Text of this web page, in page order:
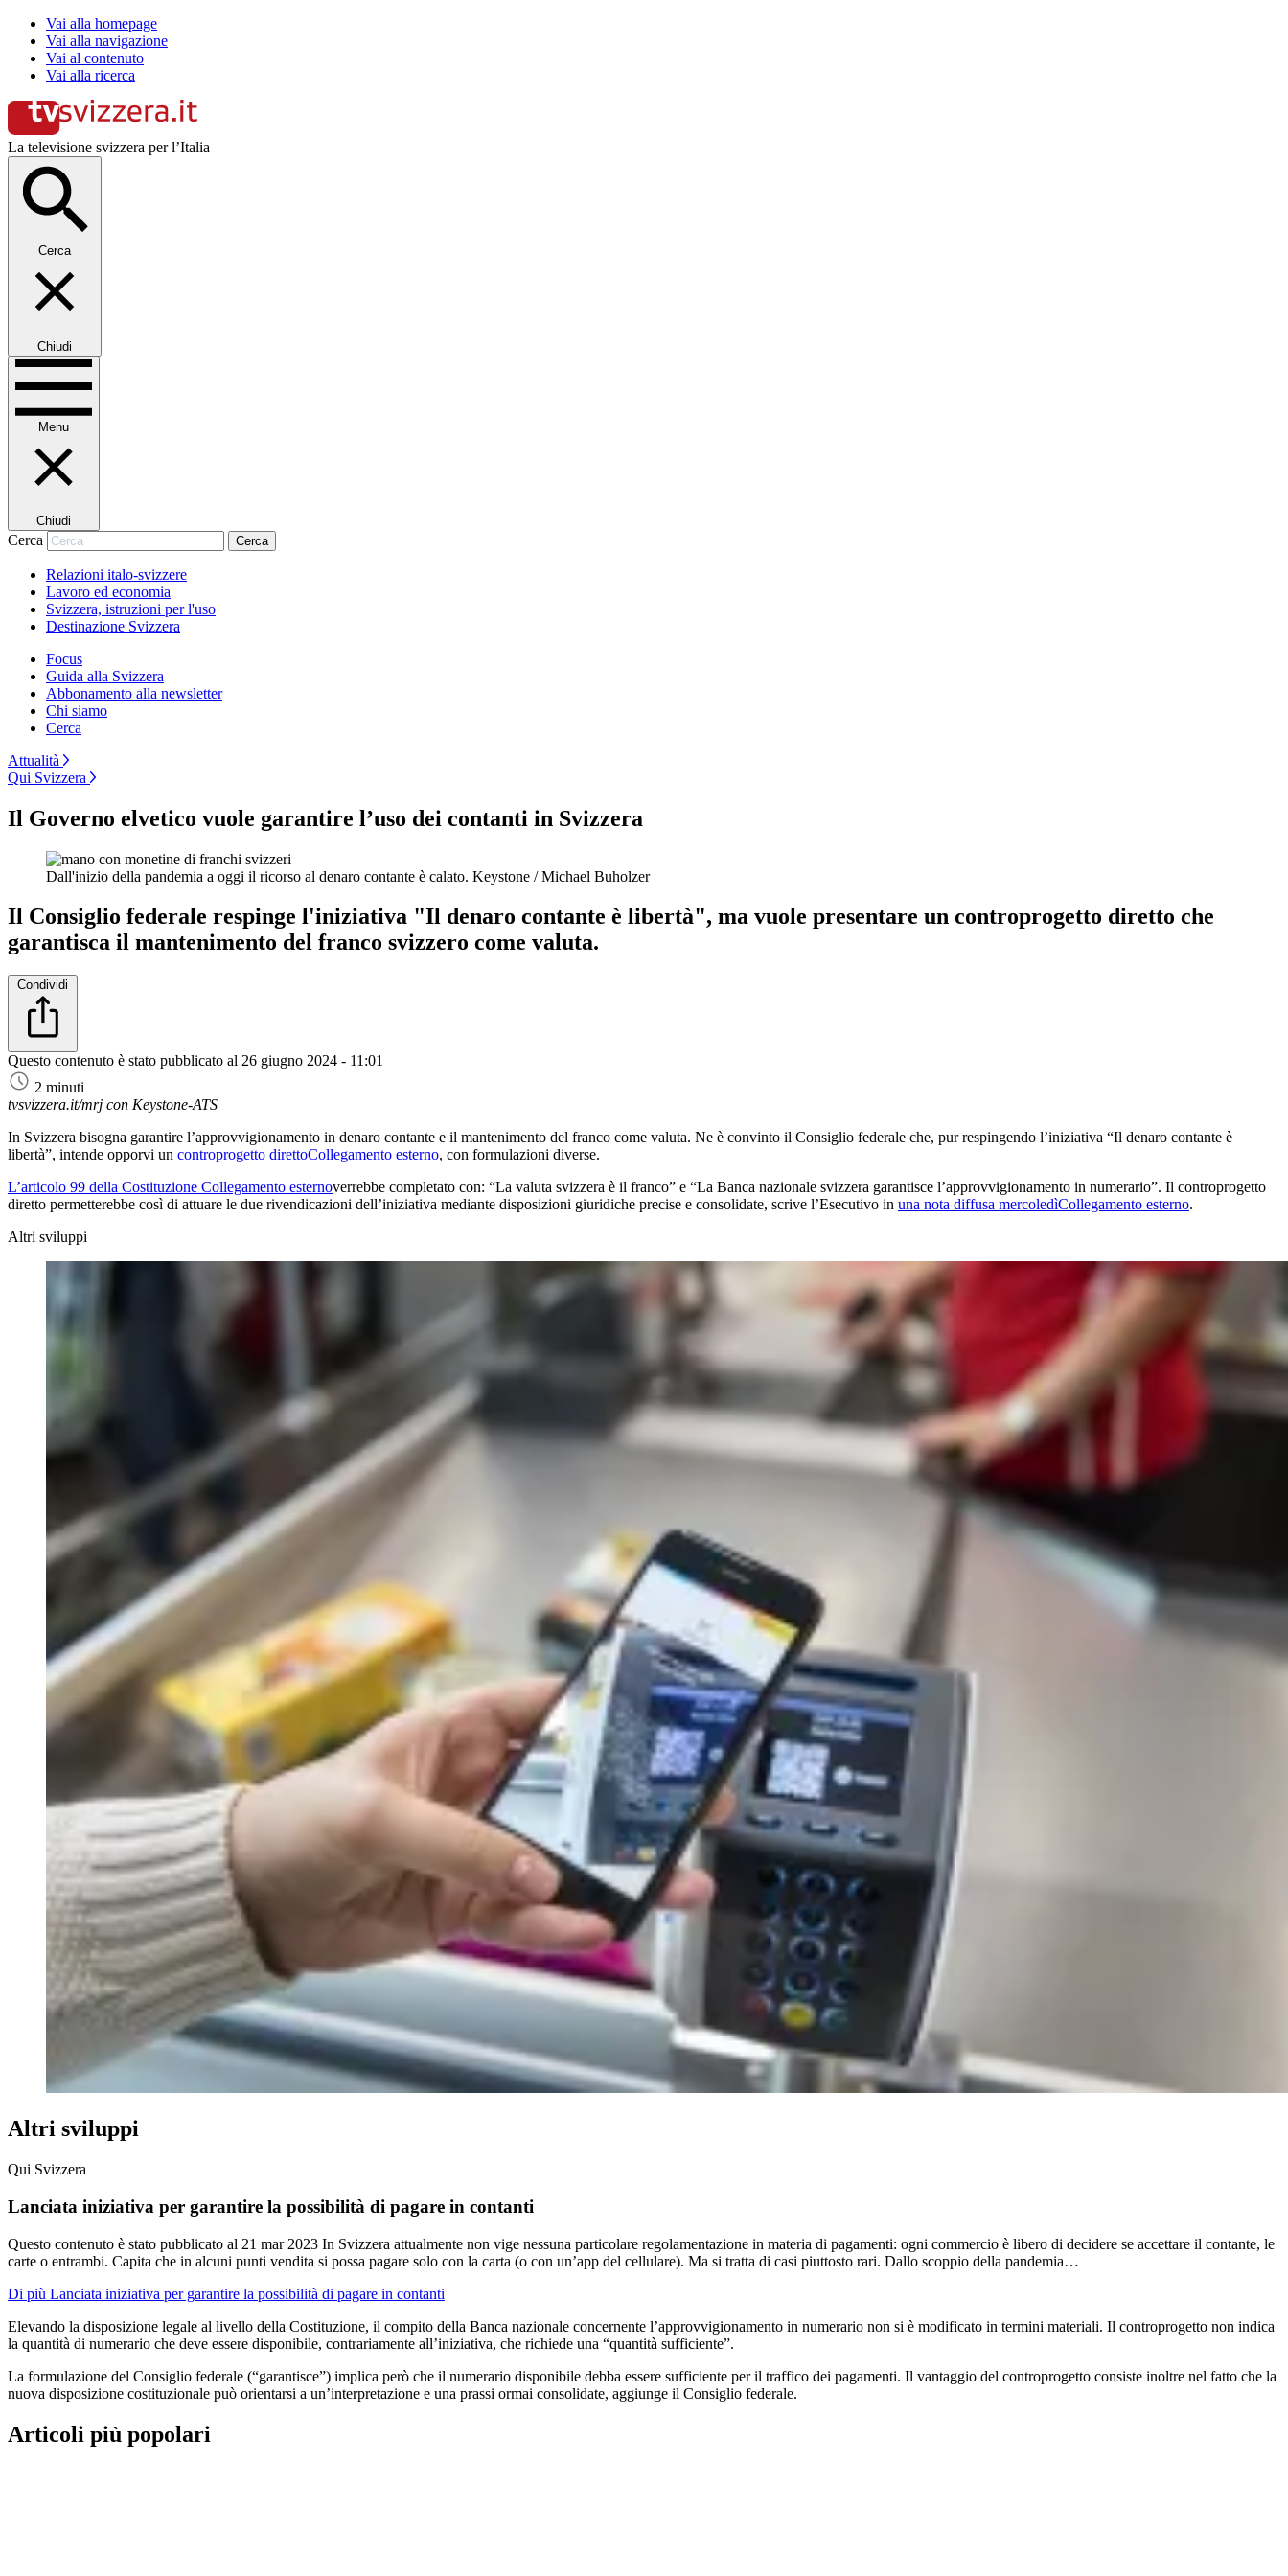
Vai alla homepage
Vai alla navigazione
Vai al contenuto
Vai alla ricerca
La televisione svizzera per l’Italia
Cerca
Chiudi
Menu
Chiudi
Cerca Cerca
Relazioni italo-svizzere
Lavoro ed economia
Svizzera, istruzioni per l'uso
Destinazione Svizzera
Focus
Guida alla Svizzera
Abbonamento alla newsletter
Chi siamo
Cerca
Attualità
Qui Svizzera
Il Governo elvetico vuole garantire l’uso dei contanti in Svizzera
Dall'inizio della pandemia a oggi il ricorso al denaro contante è calato. Keystone / Michael Buholzer
Il Consiglio federale respinge l'iniziativa "Il denaro contante è libertà", ma vuole presentare un controprogetto diretto che
garantisca il mantenimento del franco svizzero come valuta.
Condividi
Questo contenuto è stato pubblicato al 26 giugno 2024 - 11:01
2 minuti
tvsvizzera.it/mrj con Keystone-ATS
In Svizzera bisogna garantire l’approvvigionamento in denaro contante e il mantenimento del franco come valuta. Ne è convinto il Consiglio federale che, pur respingendo l’iniziativa “Il denaro contante è
libertà”, intende opporvi un controprogetto direttoCollegamento esterno, con formulazioni diverse.
L’articolo 99 della Costituzione Collegamento esternoverrebbe completato con: “La valuta svizzera è il franco” e “La Banca nazionale svizzera garantisce l’approvvigionamento in numerario”. Il controprogetto
diretto permetterebbe così di attuare le due rivendicazioni dell’iniziativa mediante disposizioni giuridiche precise e consolidate, scrive l’Esecutivo in una nota diffusa mercoledìCollegamento esterno.
Altri sviluppi
Altri sviluppi
Qui Svizzera
Lanciata iniziativa per garantire la possibilità di pagare in contanti
Questo contenuto è stato pubblicato al 21 mar 2023 In Svizzera attualmente non vige nessuna particolare regolamentazione in materia di pagamenti: ogni commercio è libero di decidere se accettare il contante, le
carte o entrambi. Capita che in alcuni punti vendita si possa pagare solo con la carta (o con un’app del cellulare). Ma si tratta di casi piuttosto rari. Dallo scoppio della pandemia…
Di più Lanciata iniziativa per garantire la possibilità di pagare in contanti
Elevando la disposizione legale al livello della Costituzione, il compito della Banca nazionale concernente l’approvvigionamento in numerario non si è modificato in termini materiali. Il controprogetto non indica
la quantità di numerario che deve essere disponibile, contrariamente all’iniziativa, che richiede una “quantità sufficiente”.
La formulazione del Consiglio federale (“garantisce”) implica però che il numerario disponibile debba essere sufficiente per il traffico dei pagamenti. Il vantaggio del controprogetto consiste inoltre nel fatto che la
nuova disposizione costituzionale può orientarsi a un’interpretazione e una prassi ormai consolidate, aggiunge il Consiglio federale.
Articoli più popolari